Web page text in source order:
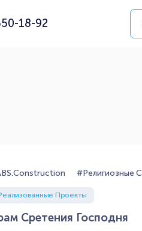
18-92
#Религиозные
Проекты
Сретения Господня